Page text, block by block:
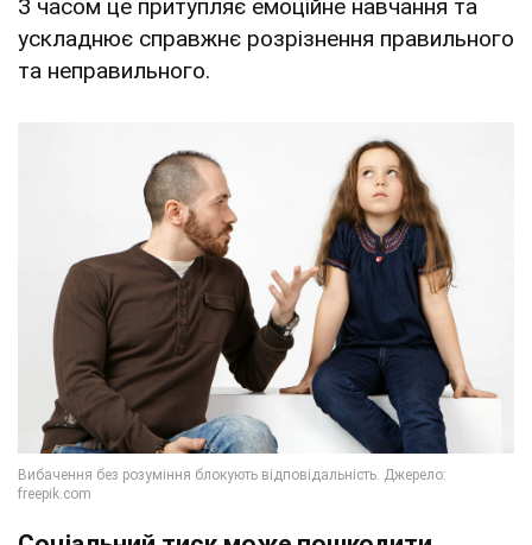
З часом це притупляє емоційне навчання та
ускладнює справжнє розрізнення правильного
та неправильного.